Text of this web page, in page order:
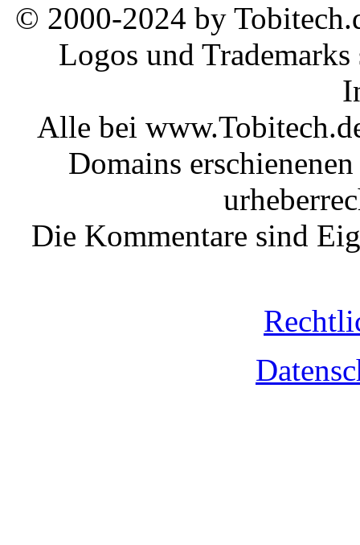
© 2000-2024 by
Logos und
Alle bei
Domains
Die Kommentare sind